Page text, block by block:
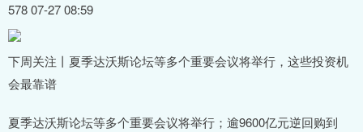
578 07-27 08:59
下周关注丨夏季达沃斯论坛等多个重要会议将举行，这些投资机
会最靠谱
夏季达沃斯论坛等多个重要会议将举行；逾9600亿元逆回购到